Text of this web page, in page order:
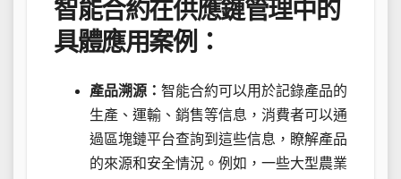
智能合約在供應鏈管理中的
具體應用案例：
產品溯源： 智能合約可以用於記錄產品的
生產、運輸、銷售等信息，消費者可以通
過區塊鏈平台查詢到這些信息，瞭解產品
的來源和安全情況。例如，一些大型農業